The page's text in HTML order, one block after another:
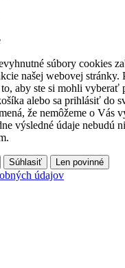
súbory cookies
našej webovej stránky.
aby ste si mohli vyberať
alebo sa prihlásiť do
že nemôžeme o Vás
výsledné údaje nebudú
Súhlasiť Len povinné
údajov